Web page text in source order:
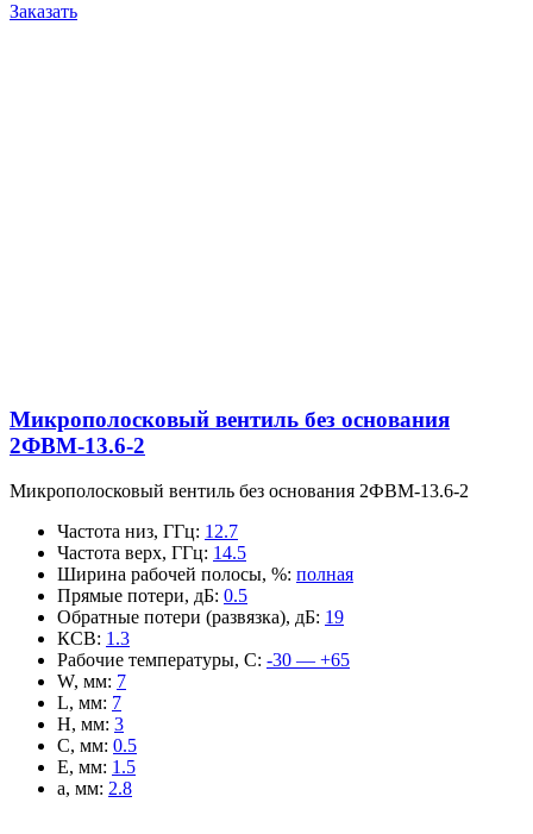
Заказать
Микрополосковый вентиль без основания
2ФВМ-13.6-2
Микрополосковый вентиль без основания 2ФВМ-13.6-2
Частота низ, ГГц: 12.7
Частота верх, ГГц: 14.5
Ширина рабочей полосы, %: полная
Прямые потери, дБ: 0.5
Обратные потери (развязка), дБ: 19
КСВ: 1.3
Рабочие температуры, С: -30 — +65
W, мм: 7
L, мм: 7
H, мм: 3
C, мм: 0.5
E, мм: 1.5
a, мм: 2.8